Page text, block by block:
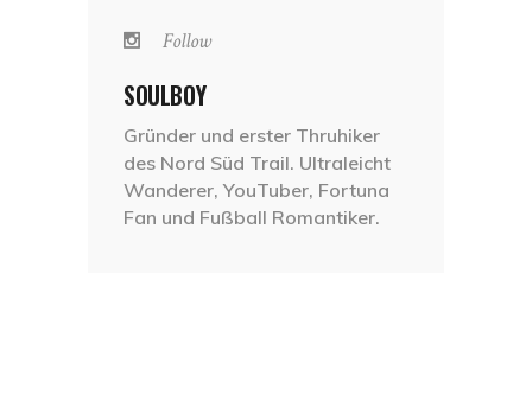
Follow
SOULBOY
Gründer und erster Thruhiker
des Nord Süd Trail. Ultraleicht
Wanderer, YouTuber, Fortuna
Fan und Fußball Romantiker.